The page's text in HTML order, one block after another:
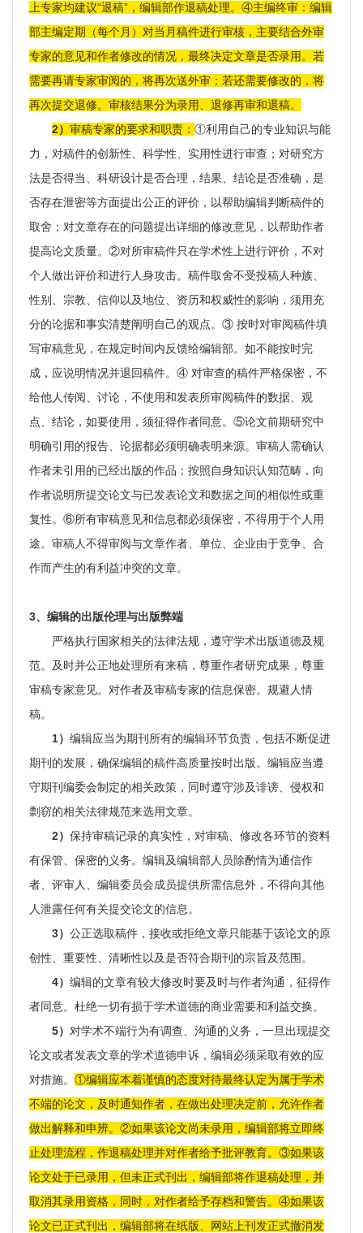
上专家均建议“退稿”，编辑部作退稿处理。④主编终审：编辑
部主编定期（每个月）对当月稿件进行审核，主要结合外审
专家的意见和作者修改的情况，最终决定文章是否录用。若
需要再请专家审阅的，将再次送外审；若还需要修改的，将
再次提交退修。审核结果分为录用、退修再审和退稿。
2） 审稿专家的要求和职责： ①利用自己的专业知识与能
力，对稿件的创新性、科学性、实用性进行审查；对研究方
法是否得当、科研设计是否合理，结果、结论是否准确，是
否存在泄密等方面提出公正的评价，以帮助编辑判断稿件的
取舍；对文章存在的问题提出详细的修改意见，以帮助作者
提高论文质量。②对所审稿件只在学术性上进行评价，不对
个人做出评价和进行人身攻击。稿件取舍不受投稿人种族、
性别、宗教、信仰以及地位、资历和权威性的影响，须用充
分的论据和事实清楚阐明自己的观点。③ 按时对审阅稿件填
写审稿意见，在规定时间内反馈给编辑部。如不能按时完
成，应说明情况并退回稿件。④ 对审查的稿件严格保密，不
给他人传阅、讨论，不使用和发表所审阅稿件的数据、观
点、结论，如要使用，须征得作者同意。⑤论文前期研究中
明确引用的报告、论据都必须明确表明来源。审稿人需确认
作者未引用的已经出版的作品；按照自身知识认知范畴，向
作者说明所提交论文与已发表论文和数据之间的相似性或重
复性。⑥所有审稿意见和信息都必须保密，不得用于个人用
途。审稿人不得审阅与文章作者、单位、企业由于竞争、合
作而产生的有利益冲突的文章。
3、编辑的出版伦理与出版弊端
严格执行国家相关的法律法规，遵守学术出版道德及规
范。及时并公正地处理所有来稿，尊重作者研究成果，尊重
审稿专家意见。对作者及审稿专家的信息保密。规避人情
稿。
1） 编辑应当为期刊所有的编辑环节负责，包括不断促进
期刊的发展，确保编辑的稿件高质量按时出版。编辑应当遵
守期刊编委会制定的相关政策，同时遵守涉及诽谤、侵权和
剽窃的相关法律规范来选用文章。
2） 保持审稿记录的真实性，对审稿、修改各环节的资料
有保管、保密的义务。编辑及编辑部人员除酌情为通信作
者、评审人、编辑委员会成员提供所需信息外，不得向其他
人泄露任何有关提交论文的信息。
3） 公正选取稿件，接收或拒绝文章只能基于该论文的原
创性、重要性、清晰性以及是否符合期刊的宗旨及范围。
4） 编辑的文章有较大修改时要及时与作者沟通，征得作
者同意。杜绝一切有损于学术道德的商业需要和利益交换。
5） 对学术不端行为有调查、沟通的义务，一旦出现提交
论文或者发表文章的学术道德申诉，编辑必须采取有效的应
对措施。 ①编辑应本着谨慎的态度对待最终认定为属于学术
不端的论文，及时通知作者，在做出处理决定前，允许作者
做出解释和申辨。②如果该论文尚未录用，编辑部将立即终
止处理流程，作退稿处理并对作者给予批评教育。③如果该
论文处于已录用，但未正式刊出，编辑部将作退稿处理，并
取消其录用资格，同时，对作者给予存档和警告。④如果该
论文已正式刊出，编辑部将在纸版、网站上刊发正式撤消发